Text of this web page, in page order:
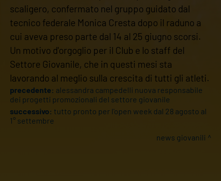
scaligero, confermato nel gruppo guidato dal
tecnico federale Monica Cresta dopo il raduno a
cui aveva preso parte dal 14 al 25 giugno scorsi.
Un motivo d'orgoglio per il Club e lo staff del
Settore Giovanile, che in questi mesi sta
lavorando al meglio sulla crescita di tutti gli atleti.
precedente: alessandra campedelli nuova responsabile
dei progetti promozionali del settore giovanile
successivo: tutto pronto per l'open week dal 28 agosto al
1° settembre
news giovanili